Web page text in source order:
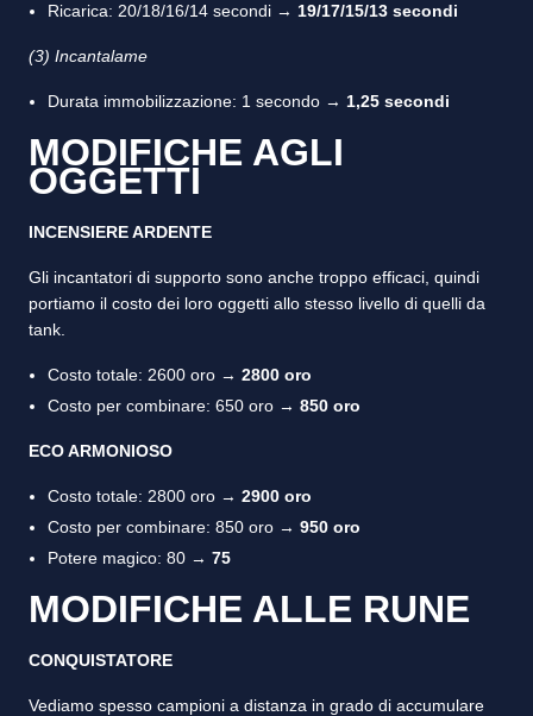
Ricarica: 20/18/16/14 secondi → 19/17/15/13 secondi
(3) Incantalame
Durata immobilizzazione: 1 secondo → 1,25 secondi
MODIFICHE AGLI
OGGETTI
INCENSIERE ARDENTE
Gli incantatori di supporto sono anche troppo efficaci, quindi
portiamo il costo dei loro oggetti allo stesso livello di quelli da
tank.
Costo totale: 2600 oro → 2800 oro
Costo per combinare: 650 oro → 850 oro
ECO ARMONIOSO
Costo totale: 2800 oro → 2900 oro
Costo per combinare: 850 oro → 950 oro
Potere magico: 80 → 75
MODIFICHE ALLE RUNE
CONQUISTATORE
Vediamo spesso campioni a distanza in grado di accumulare